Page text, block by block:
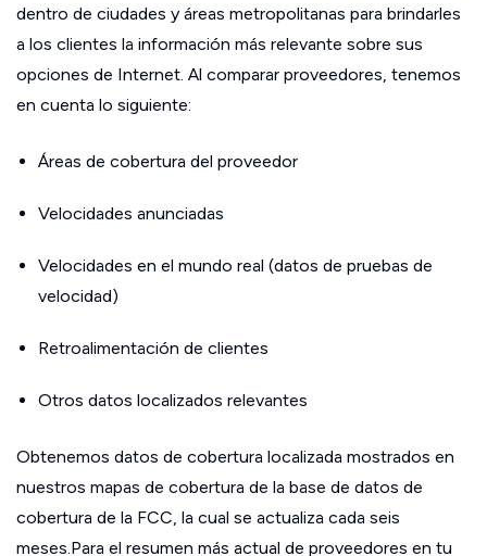
dentro de ciudades y áreas metropolitanas para brindarles
a los clientes la información más relevante sobre sus
opciones de Internet. Al comparar proveedores, tenemos
en cuenta lo siguiente:
Áreas de cobertura del proveedor
Velocidades anunciadas
Velocidades en el mundo real (datos de pruebas de
velocidad)
Retroalimentación de clientes
Otros datos localizados relevantes
Obtenemos datos de cobertura localizada mostrados en
nuestros mapas de cobertura de la base de datos de
cobertura de la FCC, la cual se actualiza cada seis
meses.Para el resumen más actual de proveedores en tu